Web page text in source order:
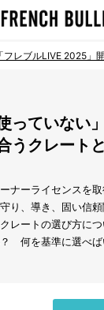
「フレブルLIVE 2025」
使っていない
うクレート
ナーライセンスを
り、導き、固い信
レートの選び方に
？ 何を基準に選べ